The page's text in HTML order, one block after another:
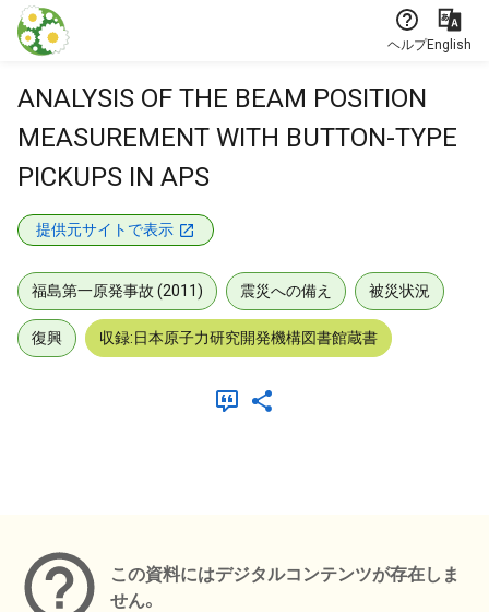
本文に飛ぶ
ヘルプEnglish
ANALYSIS OF THE BEAM POSITION
MEASUREMENT WITH BUTTON-TYPE
PICKUPS IN APS
提供元サイトで表示
福島第一原発事故 (2011) 震災への備え 被災状況
復興 収録:日本原子力研究開発機構図書館蔵書
この資料にはデジタルコンテンツが存在しま
せん。